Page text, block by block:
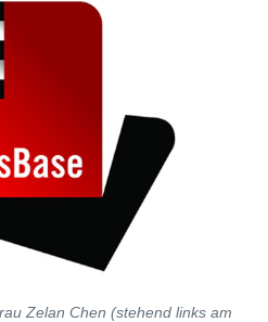
Zelan Chen (stehend links am